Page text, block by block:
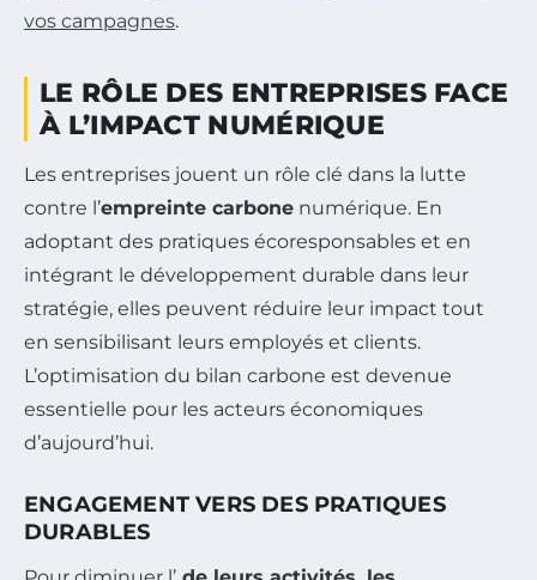
vos campagnes.
LE RÔLE DES ENTREPRISES FACE
À L’IMPACT NUMÉRIQUE
Les entreprises jouent un rôle clé dans la lutte
contre l’empreinte carbone numérique. En
adoptant des pratiques écoresponsables et en
intégrant le développement durable dans leur
stratégie, elles peuvent réduire leur impact tout
en sensibilisant leurs employés et clients.
L’optimisation du bilan carbone est devenue
essentielle pour les acteurs économiques
d’aujourd’hui.
ENGAGEMENT VERS DES PRATIQUES
DURABLES